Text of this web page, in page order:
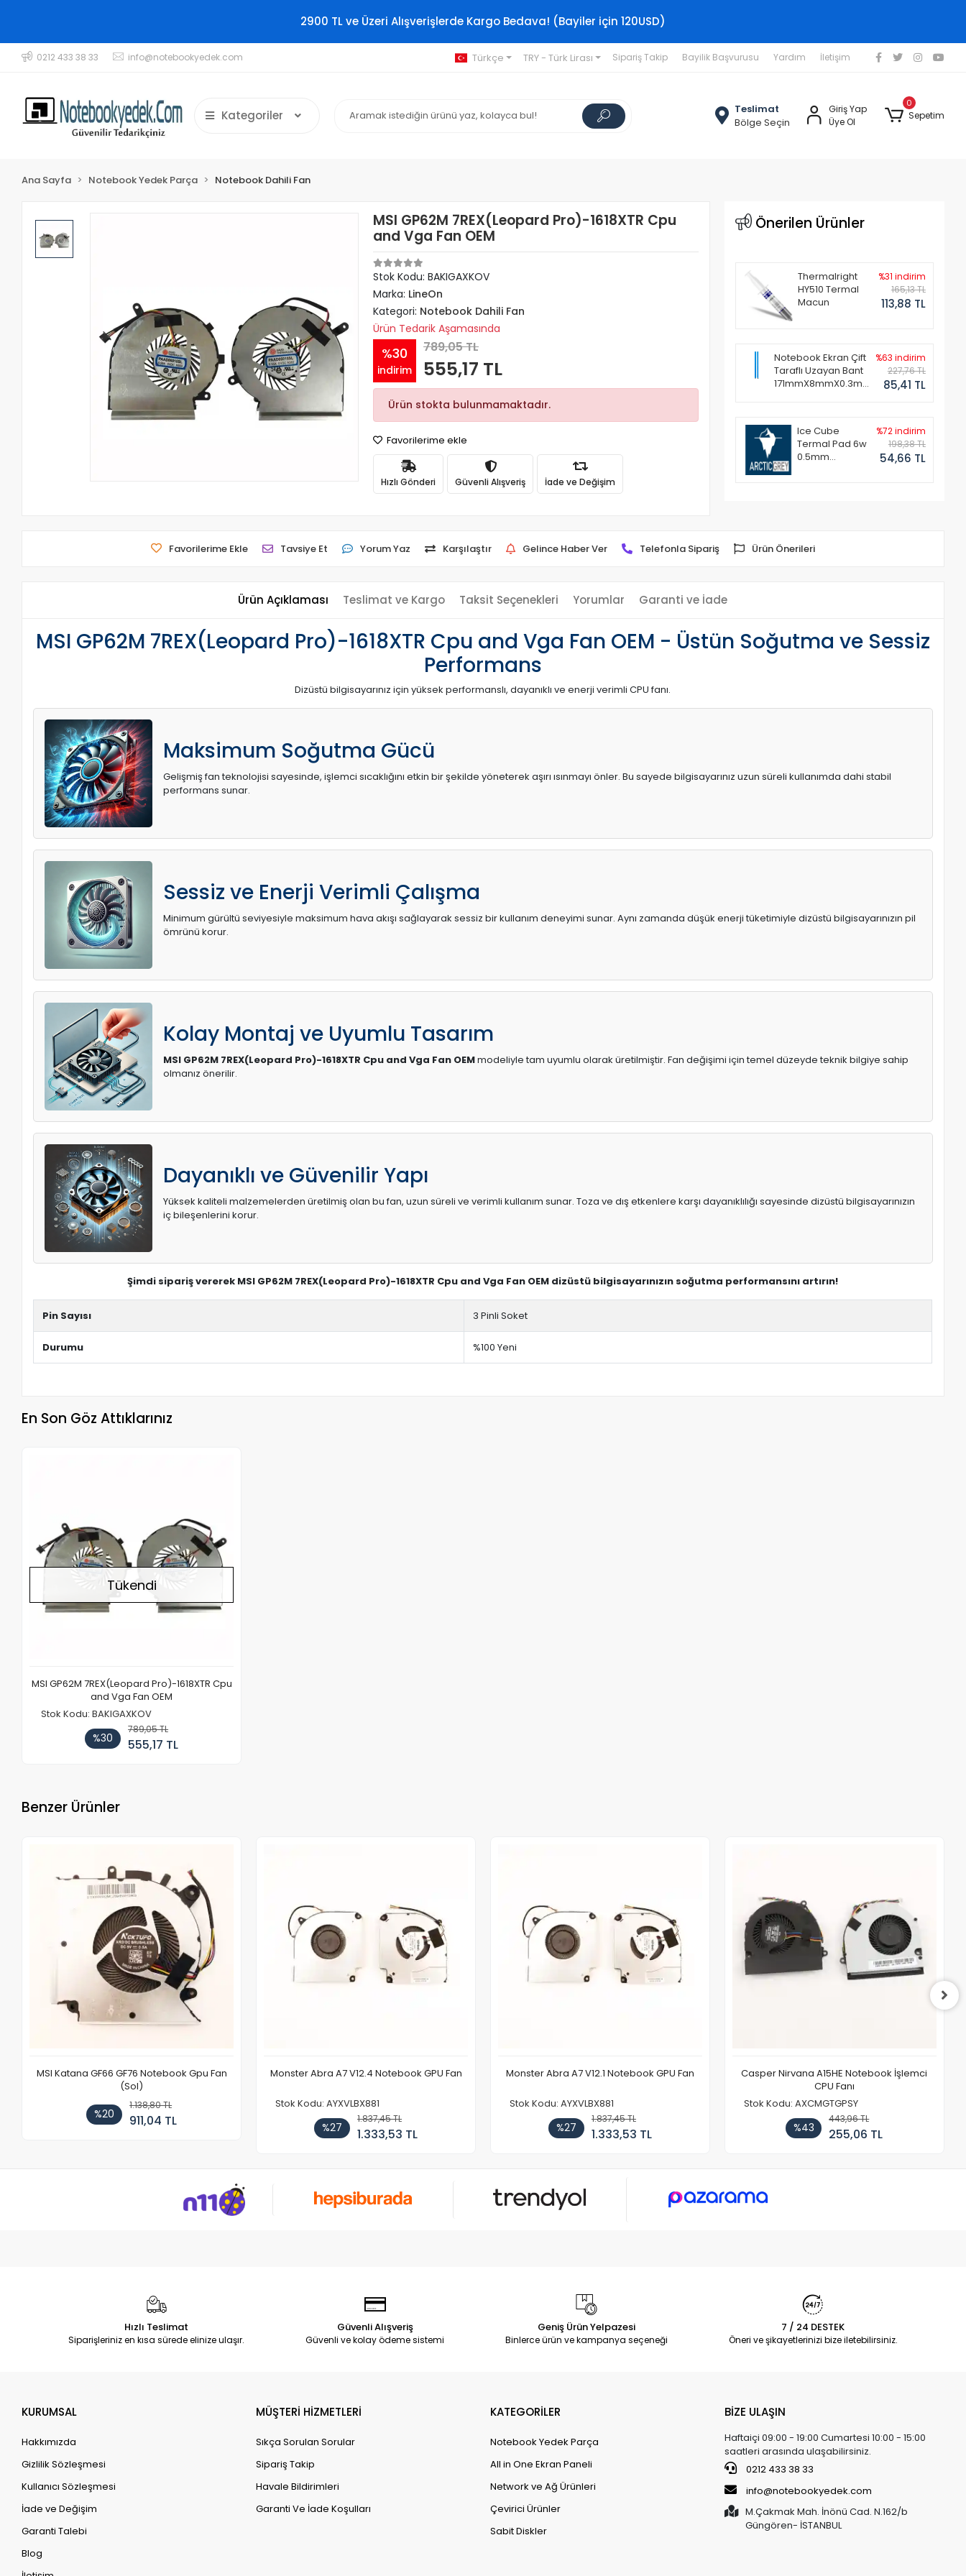
2900 TL ve Üzeri Alışverişlerde Kargo Bedava! (Bayiler için 120USD)
0212 433 38 33 info@notebookyedek.com Türkçe TRY - Türk Lirası Sipariş Takip Bayilik Başvurusu Yardım İletişim
Kategoriler
Teslimat
Bölge Seçin
Giriş Yap
Üye Ol
0
Sepetim
Ana Sayfa Notebook Yedek Parça Notebook Dahili Fan
MSI GP62M 7REX(Leopard Pro)-1618XTR Cpu
and Vga Fan OEM
Stok Kodu: BAKIGAXKOV
Marka: LineOn
Kategori: Notebook Dahili Fan
Ürün Tedarik Aşamasında
%30
indirim
789,05 TL
555,17 TL
Ürün stokta bulunmamaktadır.
Favorilerime ekle
Hızlı Gönderi Güvenli Alışveriş İade ve Değişim
Önerilen Ürünler
Thermalright
HY510 Termal
Macun
%31 indirim
165,13 TL
113,88 TL
Notebook Ekran Çift
Taraflı Uzayan Bant
171mmX8mmX0.3mm
%63 indirim
227,76 TL
85,41 TL
Ice Cube
Termal Pad 6w
0.5mm
%72 indirim
198,38 TL
54,66 TL
Favorilerime Ekle Tavsiye Et Yorum Yaz Karşılaştır Gelince Haber Ver Telefonla Sipariş Ürün Önerileri
Ürün Açıklaması Teslimat ve Kargo Taksit Seçenekleri Yorumlar Garanti ve İade
MSI GP62M 7REX(Leopard Pro)-1618XTR Cpu and Vga Fan OEM - Üstün Soğutma ve Sessiz
Performans
Dizüstü bilgisayarınız için yüksek performanslı, dayanıklı ve enerji verimli CPU fanı.
Maksimum Soğutma Gücü
Gelişmiş fan teknolojisi sayesinde, işlemci sıcaklığını etkin bir şekilde yöneterek aşırı ısınmayı önler. Bu sayede bilgisayarınız uzun süreli kullanımda dahi stabil
performans sunar.
Sessiz ve Enerji Verimli Çalışma
Minimum gürültü seviyesiyle maksimum hava akışı sağlayarak sessiz bir kullanım deneyimi sunar. Aynı zamanda düşük enerji tüketimiyle dizüstü bilgisayarınızın pil
ömrünü korur.
Kolay Montaj ve Uyumlu Tasarım
MSI GP62M 7REX(Leopard Pro)-1618XTR Cpu and Vga Fan OEMmodeliyle tam uyumlu olarak üretilmiştir. Fan değişimi için temel düzeyde teknik bilgiye sahip
olmanız önerilir.
Dayanıklı ve Güvenilir Yapı
Yüksek kaliteli malzemelerden üretilmiş olan bu fan, uzun süreli ve verimli kullanım sunar. Toza ve dış etkenlere karşı dayanıklılığı sayesinde dizüstü bilgisayarınızın
iç bileşenlerini korur.
Şimdi sipariş vererek MSI GP62M 7REX(Leopard Pro)-1618XTR Cpu and Vga Fan OEM dizüstü bilgisayarınızın soğutma performansını artırın!
Pin Sayısı 3 Pinli Soket
Durumu %100 Yeni
En Son Göz Attıklarınız
Tükendi
MSI GP62M 7REX(Leopard Pro)-1618XTR Cpu
and Vga Fan OEM
Stok Kodu: BAKIGAXKOV
%30
789,05 TL
555,17 TL
Benzer Ürünler
MSI Katana GF66 GF76 Notebook Gpu Fan
(Sol)
%20
1.138,80 TL
911,04 TL
Monster Abra A7 V12.4 Notebook GPU Fan
Stok Kodu: AYXVLBX881
%27
1.837,45 TL
1.333,53 TL
Monster Abra A7 V12.1 Notebook GPU Fan
Stok Kodu: AYXVLBX881
%27
1.837,45 TL
1.333,53 TL
Casper Nirvana A15HE Notebook İşlemci
CPU Fanı
Stok Kodu: AXCMGTGPSY
%43
443,96 TL
255,06 TL
Hızlı Teslimat
Siparişleriniz en kısa sürede elinize ulaşır.
Güvenli Alışveriş
Güvenli ve kolay ödeme sistemi
Geniş Ürün Yelpazesi
Binlerce ürün ve kampanya seçeneği
7 / 24 DESTEK
Öneri ve şikayetlerinizi bize iletebilirsiniz.
KURUMSAL
Hakkımızda
Gizlilik Sözleşmesi
Kullanıcı Sözleşmesi
İade ve Değişim
Garanti Talebi
Blog
MÜŞTERİ HİZMETLERİ
Sıkça Sorulan Sorular
Sipariş Takip
Havale Bildirimleri
Garanti Ve İade Koşulları
KATEGORİLER
Notebook Yedek Parça
All in One Ekran Paneli
Network ve Ağ Ürünleri
Çevirici Ürünler
Sabit Diskler
BİZE ULAŞIN
Haftaiçi 09:00 - 19:00 Cumartesi 10:00 - 15:00
saatleri arasında ulaşabilirsiniz.
0212 433 38 33
info@notebookyedek.com
M.Çakmak Mah. İnönü Cad. N.162/b
Güngören- İSTANBUL